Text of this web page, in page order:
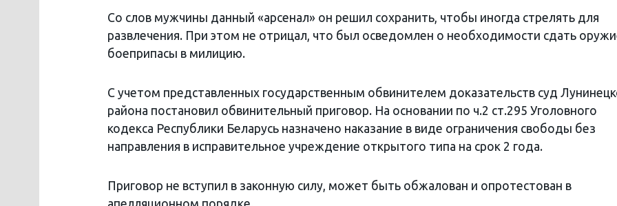
Со слов мужчины данный «арсенал» он решил сохранить, чтобы иногда стрелять для
развлечения. При этом не отрицал, что был осведомлен о необходимости сдать
боеприпасы в милицию.
С учетом представленных государственным обвинителем доказательств суд
района постановил обвинительный приговор. На основании по ч.2 ст.295 Уголовного
кодекса Республики Беларусь назначено наказание в виде ограничения свободы без
направления в исправительное учреждение открытого типа на срок 2 года.
Приговор не вступил в законную силу, может быть обжалован и опротестован в